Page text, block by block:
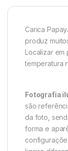
Carica
produz
Localizar em
temperatura
Fotografia
são
da foto,
forma e